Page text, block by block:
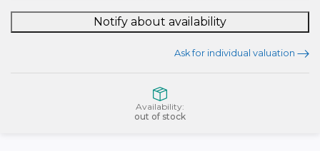
Notify about availability
Ask for individual valuation
Availability:
out of stock